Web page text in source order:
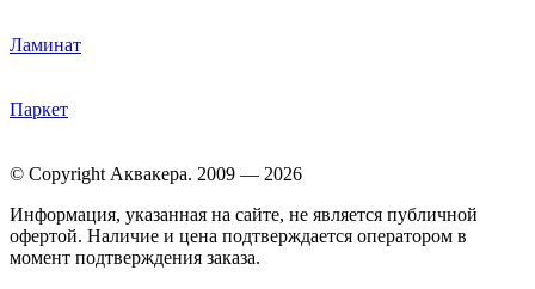
Ламинат
Паркет
© Copyright Аквакера. 2009 — 2026
Информация, указанная на сайте, не является публичной
офертой. Наличие и цена подтверждается оператором в
момент подтверждения заказа.